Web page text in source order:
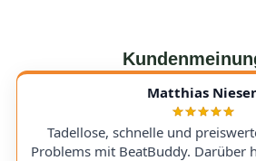
Matthias
Tadellose, schnelle und
Problems mit BeatBuddy. Darüber